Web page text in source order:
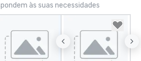
às suas necessidades